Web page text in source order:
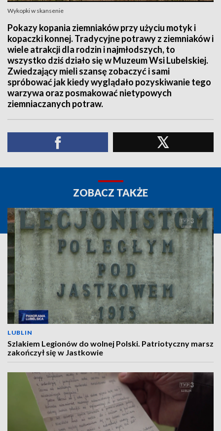
Wykopki w skansenie
Pokazy kopania ziemniaków przy użyciu motyk i
kopaczki konnej. Tradycyjne potrawy z ziemniaków i
wiele atrakcji dla rodzin i najmłodszych, to
wszystko dziś działo się w Muzeum Wsi Lubelskiej.
Zwiedzający mieli szansę zobaczyć i sami
spróbować jak kiedy wyglądało pozyskiwanie tego
warzywa oraz posmakować nietypowych
ziemniaczanych potraw.
ZOBACZ TAKŻE
LUBLIN
Szlakiem Legionów do wolnej Polski. Patriotyczny marsz
zakończył się w Jastkowie